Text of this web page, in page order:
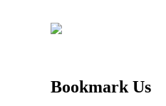
Bookmark Us